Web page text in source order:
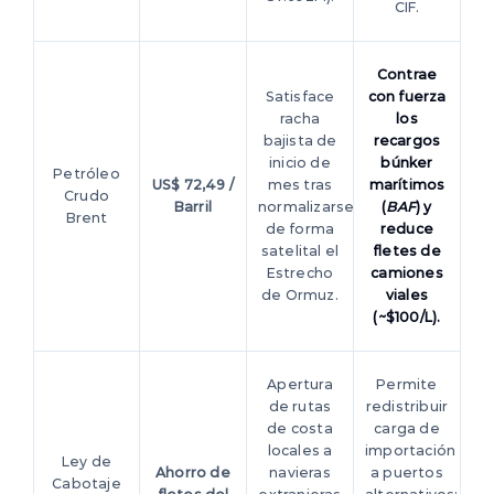
CIF.
Petróleo
Crudo
Brent
US$ 72,49 /
Barril
Satisface
racha
bajista de
inicio de
mes tras
normalizarse
de forma
satelital el
Estrecho
de Ormuz.
Contrae
con fuerza
los
recargos
búnker
marítimos
(BAF) y
reduce
fletes de
camiones
viales
(~$100/L).
Ley de
Cabotaje
Ahorro de
Apertura
de rutas
de costa
locales a
navieras
Permite
redistribuir
carga de
importación
a puertos